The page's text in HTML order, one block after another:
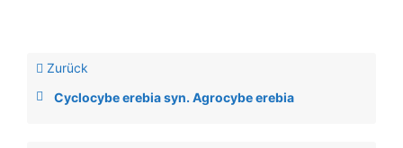
Zurück
Cyclocybe erebia syn. Agrocybe erebia